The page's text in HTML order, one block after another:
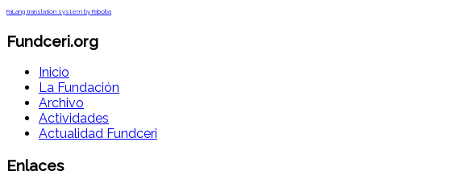
FaLang translation system by Faboba
Fundceri.org
Inicio
La Fundación
Archivo
Actividades
Actualidad Fundceri
Enlaces